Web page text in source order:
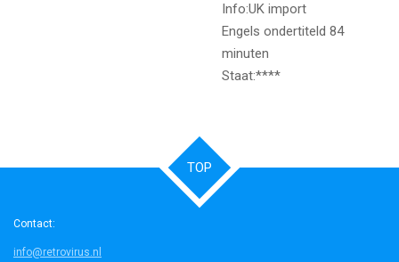
Info:UK import
Engels ondertiteld 84
minuten
Staat:****
TOP
Contact:
info@retrovirus.nl